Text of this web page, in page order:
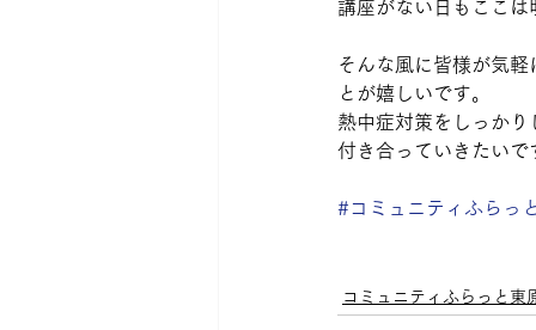
講座がない日もここ
そんな風に皆様が気
とが嬉しいです。
熱中症対策をしっか
付き合っていきたいで
#コミュニティふらっ
コミュニティふらっと東